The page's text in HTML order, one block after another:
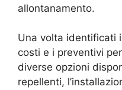
allontanamento.
Una volta identificati
costi e i preventivi
diverse opzioni
repellenti,